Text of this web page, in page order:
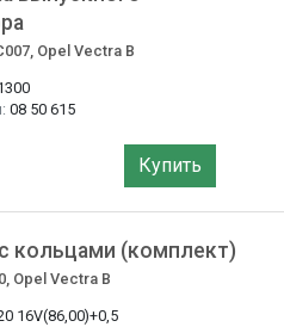
Opel Vectra B
08 50 615
Купить
кольцами (комплект)
Opel Vectra B
16V(86,00)+0,5